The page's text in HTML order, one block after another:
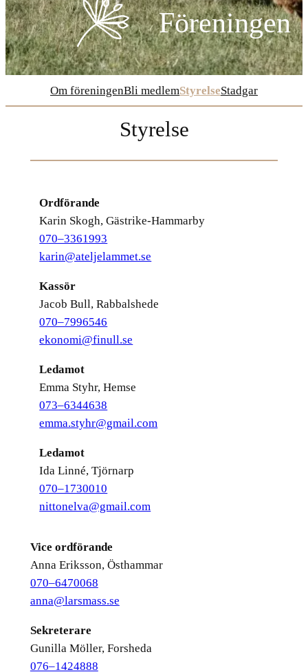
Föreningen
Om föreningenBli medlemStyrelseStadgar
Styrelse
Ordförande
Karin Skogh, Gästrike-Hammarby
070–3361993
karin@ateljelammet.se
Kassör
Jacob Bull, Rabbalshede
070–7996546
ekonomi@finull.se
Ledamot
Emma Styhr, Hemse
073–6344638
emma.styhr@gmail.com
Ledamot
Ida Linné, Tjörnarp
070–1730010
nittonelva@gmail.com
Vice ordförande
Anna Eriksson, Östhammar
070–6470068
anna@larsmass.se
Sekreterare
Gunilla Möller, Forsheda
076–1424888